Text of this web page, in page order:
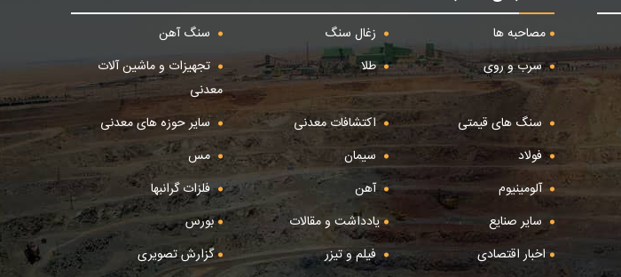
مصاحبه ها
زغال سنگ
سنگ آهن
سرب و روی
طلا
تجهیزات و ماشین آلات
معدنی
سنگ های قیمتی
اکتشافات معدنی
سایر حوزه های معدنی
فولاد
سیمان
مس
آلومینیوم
آهن
فلزات گرانبها
سایر صنایع
یادداشت و مقالات
بورس
اخبار اقتصادی
فیلم و تیزر گزارش تصویری